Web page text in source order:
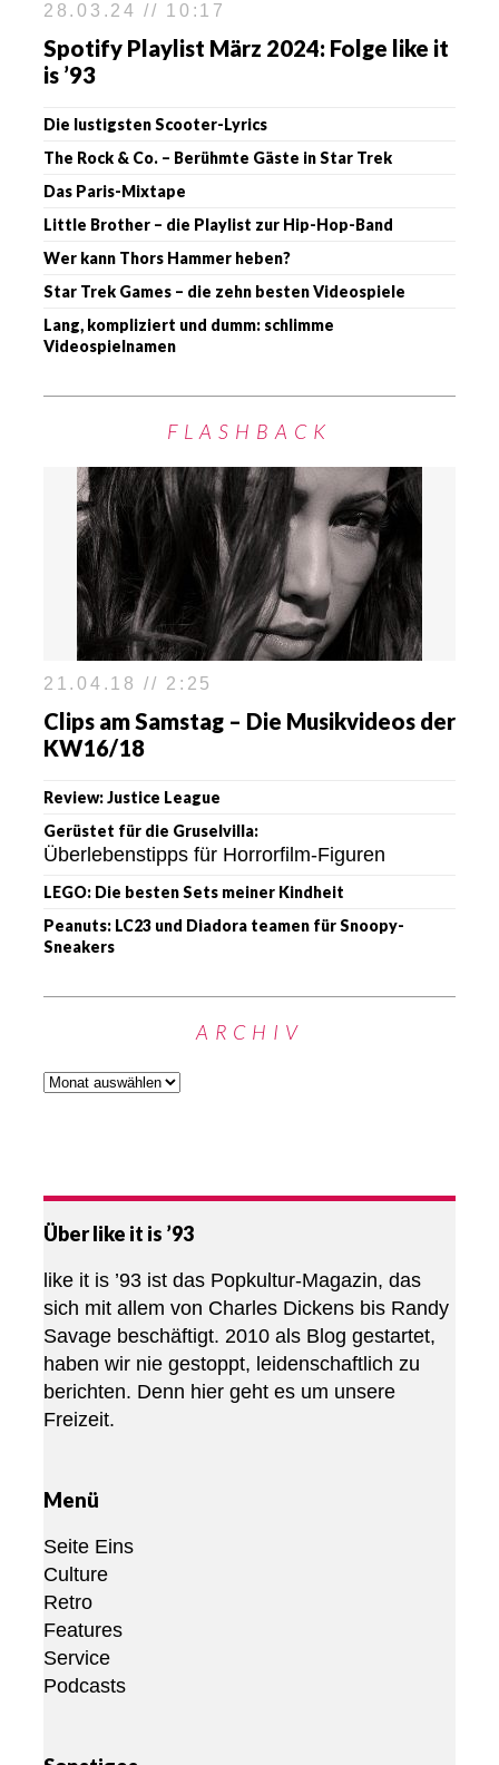
28.03.24 // 10:17
Spotify Playlist März 2024: Folge like it
is ’93
Die lustigsten Scooter-Lyrics
The Rock & Co. – Berühmte Gäste in Star Trek
Das Paris-Mixtape
Little Brother – die Playlist zur Hip-Hop-Band
Wer kann Thors Hammer heben?
Star Trek Games – die zehn besten Videospiele
Lang, kompliziert und dumm: schlimme
Videospielnamen
FLASHBACK
21.04.18 // 2:25
Clips am Samstag – Die Musikvideos der
KW16/18
Review: Justice League
Gerüstet für die Gruselvilla:
Überlebenstipps für Horrorfilm-Figuren
LEGO: Die besten Sets meiner Kindheit
Peanuts: LC23 und Diadora teamen für Snoopy-
Sneakers
ARCHIV
Über like it is ’93
like it is ’93 ist das Popkultur-Magazin, das
sich mit allem von Charles Dickens bis Randy
Savage beschäftigt. 2010 als Blog gestartet,
haben wir nie gestoppt, leidenschaftlich zu
berichten. Denn hier geht es um unsere
Freizeit.
Menü
Seite Eins
Culture
Retro
Features
Service
Podcasts